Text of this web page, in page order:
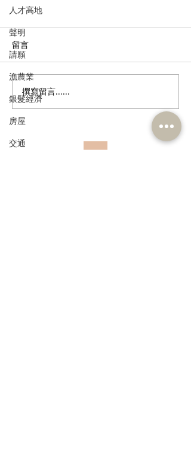
人才高地
聲明
請願
漁農業
銀髮經濟
房屋
交通
港區全國人大代表團考察
安徽涇縣，調研紅色文化
留言
撰寫留言......